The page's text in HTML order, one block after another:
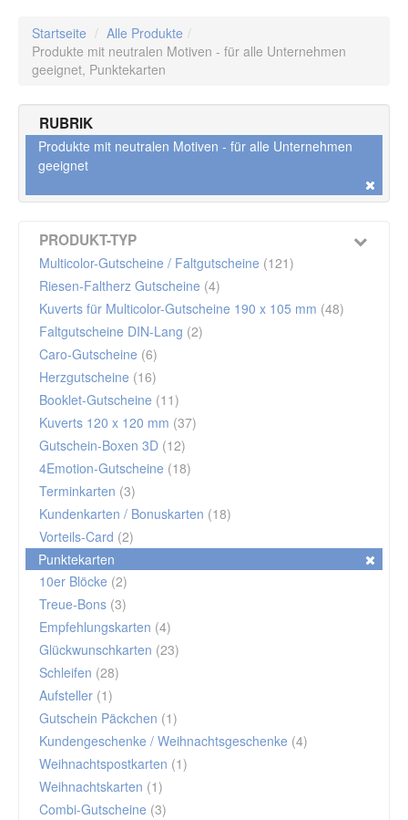
Startseite / Alle Produkte /
Produkte mit neutralen Motiven - für alle Unternehmen
geeignet, Punktekarten
RUBRIK
Produkte mit neutralen Motiven - für alle Unternehmen
geeignet
PRODUKT-TYP
Multicolor-Gutscheine / Faltgutscheine (121)
Riesen-Faltherz Gutscheine (4)
Kuverts für Multicolor-Gutscheine 190 x 105 mm (48)
Faltgutscheine DIN-Lang (2)
Caro-Gutscheine (6)
Herzgutscheine (16)
Booklet-Gutscheine (11)
Kuverts 120 x 120 mm (37)
Gutschein-Boxen 3D (12)
4Emotion-Gutscheine (18)
Terminkarten (3)
Kundenkarten / Bonuskarten (18)
Vorteils-Card (2)
Punktekarten
10er Blöcke (2)
Treue-Bons (3)
Empfehlungskarten (4)
Glückwunschkarten (23)
Schleifen (28)
Aufsteller (1)
Gutschein Päckchen (1)
Kundengeschenke / Weihnachtsgeschenke (4)
Weihnachtspostkarten (1)
Weihnachtskarten (1)
Combi-Gutscheine (3)